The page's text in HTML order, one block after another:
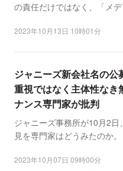
の責任だけではなく、「メ
2023年10月13日 10時01分
ジャニーズ新会社名の公
重視ではなく主体性なき
ナンス専門家が批判
ジャニーズ事務所が10月2日
見を専門家はどうみたのか。 企業会計やコン
2023年10月07日 09時00分